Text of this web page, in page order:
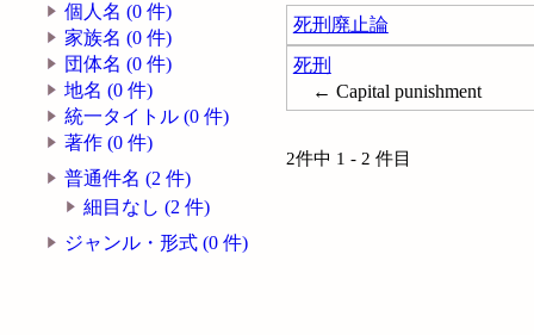
個人名 (0 件)
家族名 (0 件)
団体名 (0 件)
地名 (0 件)
統一タイトル (0 件)
著作 (0 件)
普通件名 (2 件)
細目なし (2 件)
ジャンル・形式 (0 件)
死刑廃止論
死刑
← Capital punishment
2件中 1 - 2 件目